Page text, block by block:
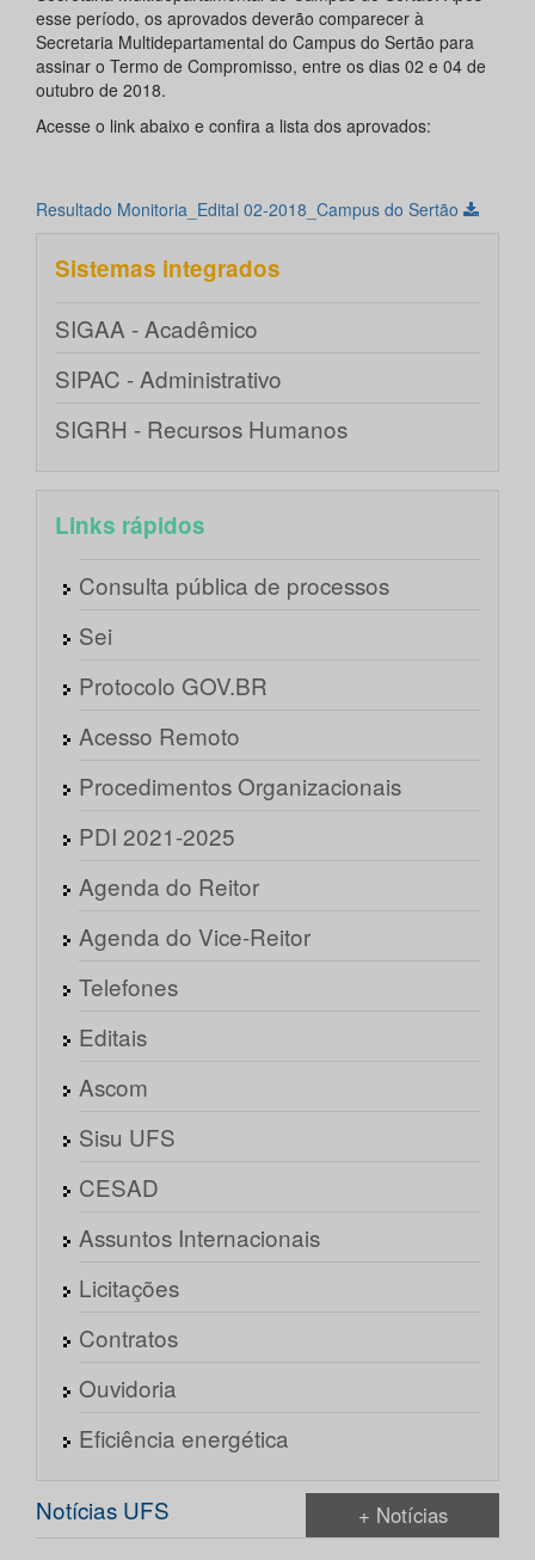
esse período, os aprovados deverão comparecer à
Secretaria Multidepartamental do Campus do Sertão para
assinar o Termo de Compromisso, entre os dias 02 e 04 de
outubro de 2018.
Acesse o link abaixo e confira a lista dos aprovados:
Resultado Monitoria_Edital 02-2018_Campus do Sertão
Sistemas integrados
SIGAA - Acadêmico
SIPAC - Administrativo
SIGRH - Recursos Humanos
Links rápidos
Consulta pública de processos
Sei
Protocolo GOV.BR
Acesso Remoto
Procedimentos Organizacionais
PDI 2021-2025
Agenda do Reitor
Agenda do Vice-Reitor
Telefones
Editais
Ascom
Sisu UFS
CESAD
Assuntos Internacionais
Licitações
Contratos
Ouvidoria
Eficiência energética
Notícias UFS + Notícias